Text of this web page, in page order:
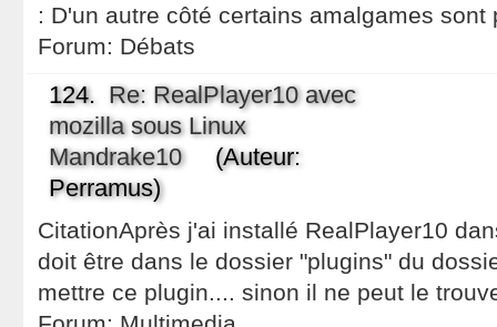
: D'un autre côté certains amalgames sont
Forum: Débats
124. Re: RealPlayer10 avec
mozilla sous Linux
Mandrake10(Auteur:
Perramus)
CitationAprès j'ai installé RealPlayer10
doit être dans le dossier "plugins" du
mettre ce plugin.... sinon il ne peut le